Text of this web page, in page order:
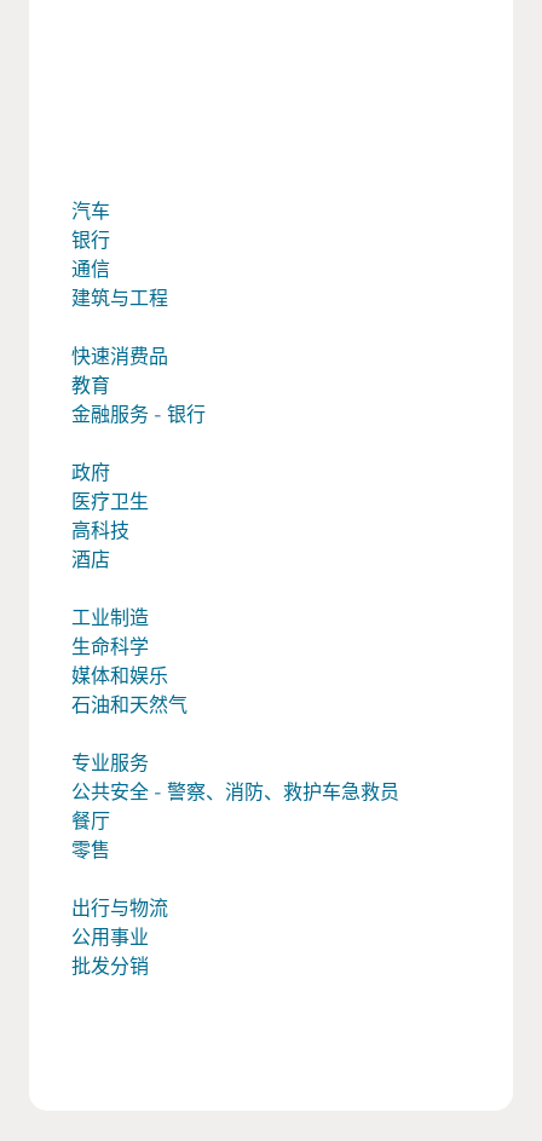
汽车
银行
通信
建筑与工程
快速消费品
教育
金融服务 - 银行
政府
医疗卫生
高科技
酒店
工业制造
生命科学
媒体和娱乐
石油和天然气
专业服务
公共安全 - 警察、消防、救护车急救员
餐厅
零售
出行与物流
公用事业
批发分销